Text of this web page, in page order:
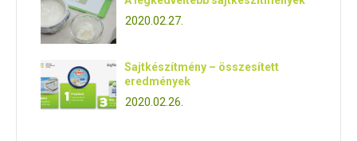
2020.02.27.
Sajtkészítmény – összesített
eredmények
2020.02.26.